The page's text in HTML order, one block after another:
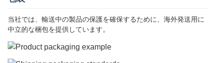
当社では、輸送中の製品の保護を確保するために、海外発送用に
中立的な梱包を提供しています。